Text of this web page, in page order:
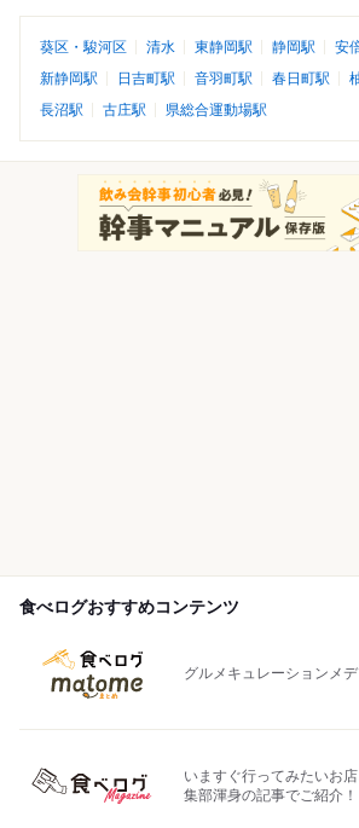
葵区・駿河区 清水 東静岡駅 静岡駅 安
新静岡駅
日吉町駅 音羽町駅 春日町駅
長沼駅
古庄駅 県総合運動場駅
食べログおすすめコンテンツ
グルメキュレーションメ
いますぐ行ってみたいお
集部渾身の記事でご紹介！